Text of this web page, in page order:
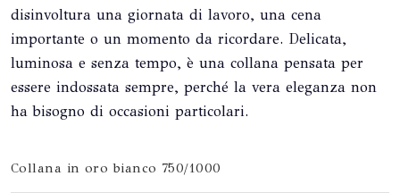
disinvoltura una giornata di lavoro, una cena
importante o un momento da ricordare. Delicata,
luminosa e senza tempo, è una collana pensata per
essere indossata sempre, perché la vera eleganza non
ha bisogno di occasioni particolari.
Collana in oro bianco 750/1000